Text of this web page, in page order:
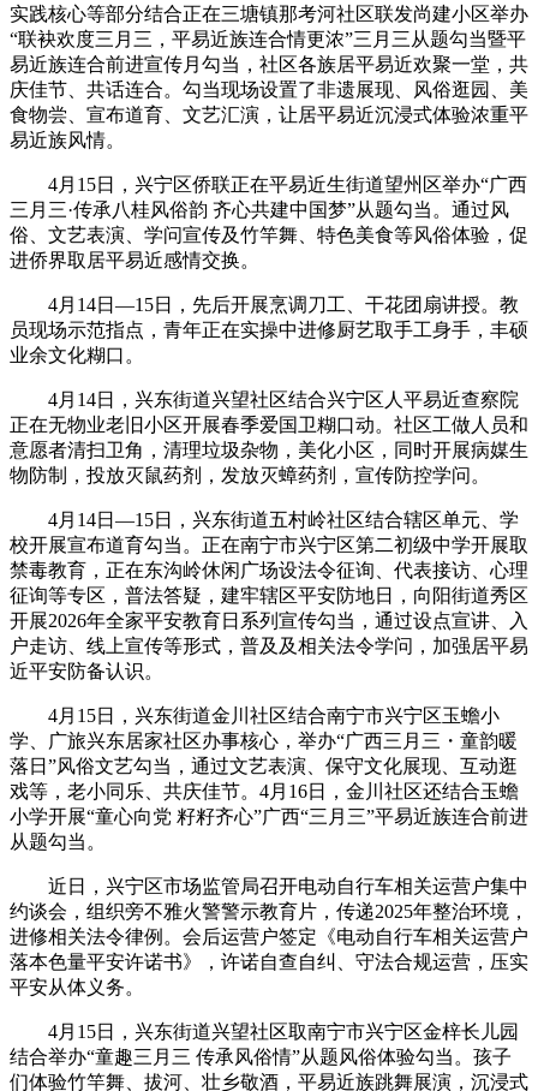
实践核心等部分结合正在三塘镇那考河社区联发尚建小区举办
“联袂欢度三月三，平易近族连合情更浓”三月三从题勾当暨平
易近族连合前进宣传月勾当，社区各族居平易近欢聚一堂，共
庆佳节、共话连合。勾当现场设置了非遗展现、风俗逛园、美
食物尝、宣布道育、文艺汇演，让居平易近沉浸式体验浓重平
易近族风情。
4月15日，兴宁区侨联正在平易近生街道望州区举办“广西
三月三·传承八桂风俗韵 齐心共建中国梦”从题勾当。通过风
俗、文艺表演、学问宣传及竹竿舞、特色美食等风俗体验，促
进侨界取居平易近感情交换。
4月14日—15日，先后开展烹调刀工、干花团扇讲授。教
员现场示范指点，青年正在实操中进修厨艺取手工身手，丰硕
业余文化糊口。
4月14日，兴东街道兴望社区结合兴宁区人平易近查察院
正在无物业老旧小区开展春季爱国卫糊口动。社区工做人员和
意愿者清扫卫角，清理垃圾杂物，美化小区，同时开展病媒生
物防制，投放灭鼠药剂，发放灭蟑药剂，宣传防控学问。
4月14日—15日，兴东街道五村岭社区结合辖区单元、学
校开展宣布道育勾当。正在南宁市兴宁区第二初级中学开展取
禁毒教育，正在东沟岭休闲广场设法令征询、代表接访、心理
征询等专区，普法答疑，建牢辖区平安防地日，向阳街道秀区
开展2026年全家平安教育日系列宣传勾当，通过设点宣讲、入
户走访、线上宣传等形式，普及及相关法令学问，加强居平易
近平安防备认识。
4月15日，兴东街道金川社区结合南宁市兴宁区玉蟾小
学、广旅兴东居家社区办事核心，举办“广西三月三・童韵暖
落日”风俗文艺勾当，通过文艺表演、保守文化展现、互动逛
戏等，老小同乐、共庆佳节。4月16日，金川社区还结合玉蟾
小学开展“童心向党 籽籽齐心”广西“三月三”平易近族连合前进
从题勾当。
近日，兴宁区市场监管局召开电动自行车相关运营户集中
约谈会，组织旁不雅火警警示教育片，传递2025年整治环境，
进修相关法令律例。会后运营户签定《电动自行车相关运营户
落本色量平安许诺书》，许诺自查自纠、守法合规运营，压实
平安从体义务。
4月15日，兴东街道兴望社区取南宁市兴宁区金梓长儿园
结合举办“童趣三月三 传承风俗情”从题风俗体验勾当。孩子
们体验竹竿舞、拔河、壮乡敬酒，平易近族跳舞展演，沉浸式